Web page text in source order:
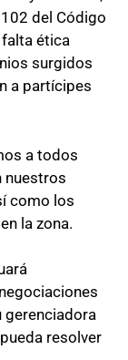
del Código
falta ética
surgidos
a partícipes
a todos
nuestros
como los
la zona.
gerenciadora
resolver